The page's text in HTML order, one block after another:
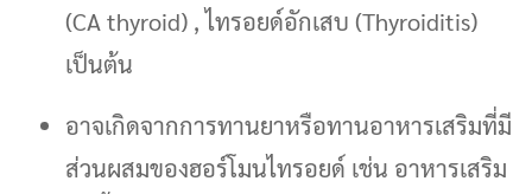
(CA thyroid) , ไทรอยด์อักเสบ (Thyroiditis)
เป็นต้น
อาจเกิดจากการทานยาหรือทานอาหารเสริมที่มี
ส่วนผสมของฮอร์โมนไทรอยด์ เช่น อาหารเสริม